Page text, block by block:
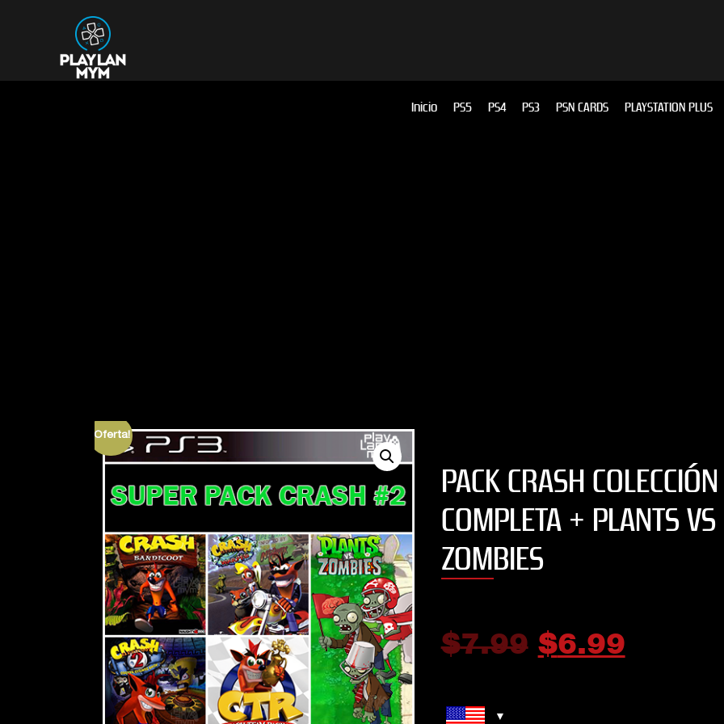
Inicio PS5 PS4 PS3 PSN CARDS PLAYSTATION PLUS
¡Oferta!
PACK CRASH COLECCIÓN
COMPLETA + PLANTS VS
ZOMBIES
$7.99 $6.99
EFOOTBALL PES 2020
STANDARD EDITION
THE WITCHER 3: WILD HUNT
– COMPLETE EDITION
Hola hacia mucho tiempo
necesitaba esta informacion :(
al fin voy a poder terminar el
WWE 2K19 DELUXE EDITION
trabajo del semestre muchas